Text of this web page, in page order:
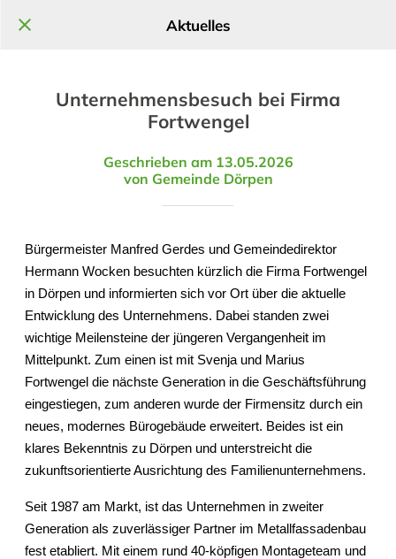
Aktuelles
Unternehmensbesuch bei Firma
Fortwengel
Geschrieben am 13.05.2026
von Gemeinde Dörpen
Bürgermeister Manfred Gerdes und Gemeindedirektor
Hermann Wocken besuchten kürzlich die Firma Fortwengel
in Dörpen und informierten sich vor Ort über die aktuelle
Entwicklung des Unternehmens. Dabei standen zwei
wichtige Meilensteine der jüngeren Vergangenheit im
Mittelpunkt. Zum einen ist mit Svenja und Marius
Fortwengel die nächste Generation in die Geschäftsführung
eingestiegen, zum anderen wurde der Firmensitz durch ein
neues, modernes Bürogebäude erweitert. Beides ist ein
klares Bekenntnis zu Dörpen und unterstreicht die
zukunftsorientierte Ausrichtung des Familienunternehmens.
Seit 1987 am Markt, ist das Unternehmen in zweiter
Generation als zuverlässiger Partner im Metallfassadenbau
fest etabliert. Mit einem rund 40-köpfigen Montageteam und